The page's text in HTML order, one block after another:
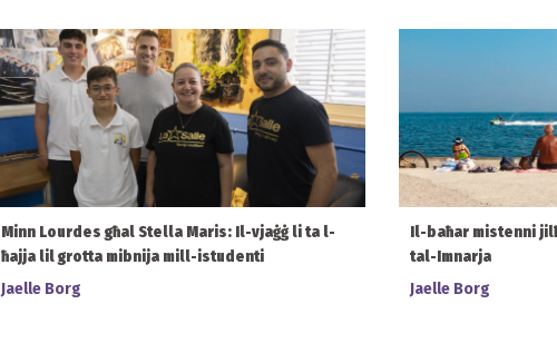
Minn Lourdes għal Stella Maris: Il-vjaġġ li ta l-
ħajja lil grotta mibnija mill-istudenti
Jaelle Borg
Il-baħar mistenni
tal-Imnarja
Jaelle Borg